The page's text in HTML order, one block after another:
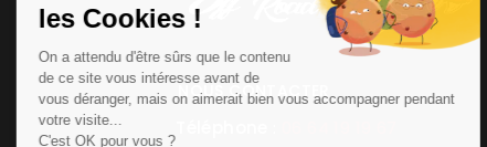
NOUS CONTACTER